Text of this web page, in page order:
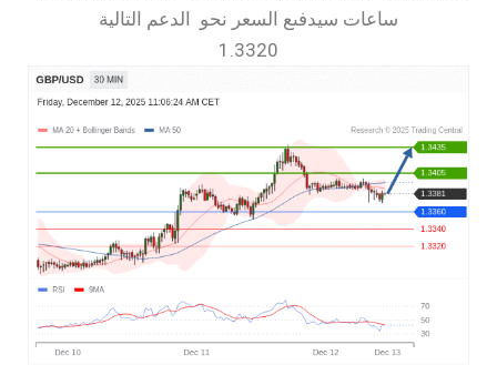
ساعات سيدفىع السعر نحو الدعم التالية
1.3320